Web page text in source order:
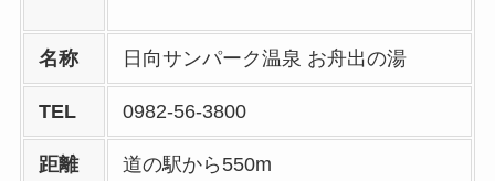
名称 日向サンパーク温泉 お舟出の湯
TEL 0982-56-3800
距離 道の駅から550m